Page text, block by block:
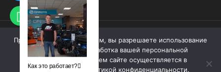
© 2009—2025. Квадропарк. Все права защищены.
Материалы, размещенные на сайте, не являются
публичной офертой. Для получения информации
Продолжая работу с сайтом, вы разрешаете использование
cookie-файлов. Обработка вашей персональной
информации на нашем сайте осуществляется в
соответствии с
политикой конфиденциальности.
Как это работает?